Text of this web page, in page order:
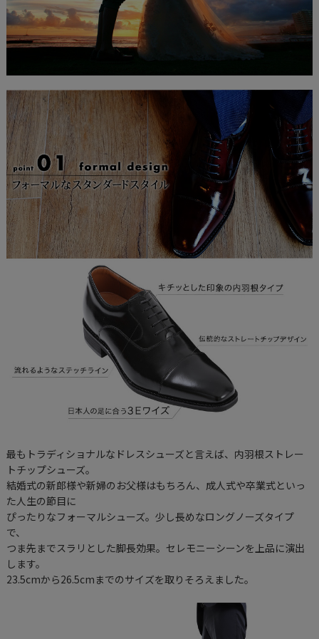
最もトラディショナルなドレスシューズと言えば、内羽根ストレー
トチップシューズ。
結婚式の新郎様や新婦のお父様はもちろん、成人式や卒業式といっ
た人生の節目に
ぴったりなフォーマルシューズ。少し長めなロングノーズタイプ
で、
つま先までスラリとした脚長効果。セレモニーシーンを上品に演出
します。
23.5cmから26.5cmまでのサイズを取りそろえました。